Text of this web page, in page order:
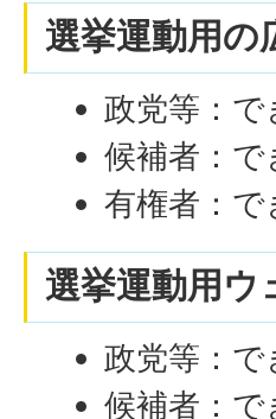
選挙運動用の
政党等：で
候補者：で
有権者：で
選挙運動用ウ
政党等：で
候補者：で